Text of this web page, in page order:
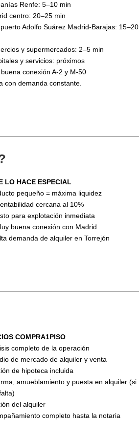
Renfe: 5–10 min
centro: 20–25 min
Adolfo Suárez Madrid-Barajas: 15–20
y supermercados: 2–5 min
y servicios: próximos
conexión A-2 y M-50
con demanda constante.
LO HACE ESPECIAL
pequeño = máxima liquidez
cercana al 10%
para explotación inmediata
buena conexión con Madrid
demanda de alquiler en Torrejón
COMPRA1PISO
completo de la operación
de mercado de alquiler y venta
de hipoteca incluida
amueblamiento y puesta en alquiler (si
del alquiler
completo hasta la notaria